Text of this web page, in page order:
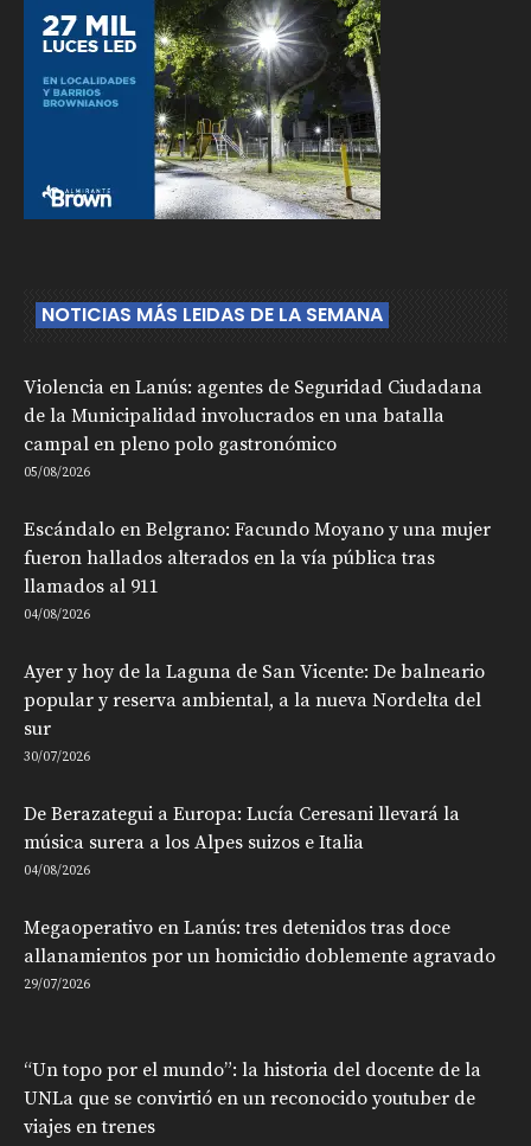
NOTICIAS MÁS LEIDAS DE LA SEMANA
Violencia en Lanús: agentes de Seguridad Ciudadana
de la Municipalidad involucrados en una batalla
campal en pleno polo gastronómico
05/08/2026
Escándalo en Belgrano: Facundo Moyano y una mujer
fueron hallados alterados en la vía pública tras
llamados al 911
04/08/2026
Ayer y hoy de la Laguna de San Vicente: De balneario
popular y reserva ambiental, a la nueva Nordelta del
sur
30/07/2026
De Berazategui a Europa: Lucía Ceresani llevará la
música surera a los Alpes suizos e Italia
04/08/2026
Megaoperativo en Lanús: tres detenidos tras doce
allanamientos por un homicidio doblemente agravado
29/07/2026
“Un topo por el mundo”: la historia del docente de la
UNLa que se convirtió en un reconocido youtuber de
viajes en trenes